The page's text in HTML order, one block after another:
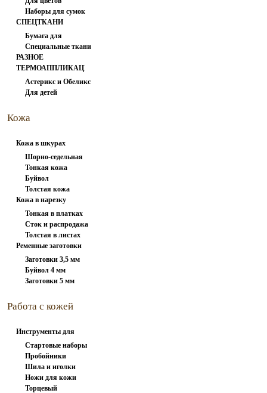
вспарыватели
Наборы для сумок
СПЕЦТКАНИ
Бумага для
заморозки
Специальные ткани
РАЗНОЕ
ТЕРМОАППЛИКАЦИЯ
Астерикс и Обеликс
1
Для детей
Кожа
Кожа в шкурах
Шорно-седельная
Тонкая кожа
Буйвол
Толстая кожа
Кожа в нарезку
Тонкая в платках
Сток и распродажа
Толстая в листах
Ременные заготовки
Заготовки 3,5 мм
Буйвол 4 мм
Заготовки 5 мм
Работа с кожей
Инструменты для
работы с...
Стартовые наборы
Пробойники
вилочные
Шила и иголки
Ножи для кожи
Торцевый